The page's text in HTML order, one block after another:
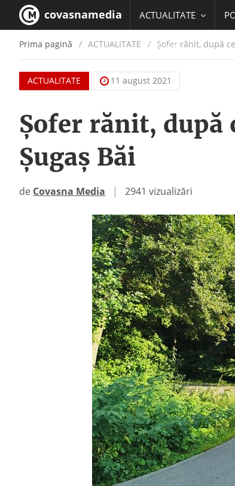
covasnamedia ACTUALITATE
EDUCATIE
Prima pagină ACTUALITATE / Șofer rănit, după
ACTUALITATE 11 august 2021
Șofer rănit, după
Șugaș Băi
de Covasna Media | 2941 vizualizări